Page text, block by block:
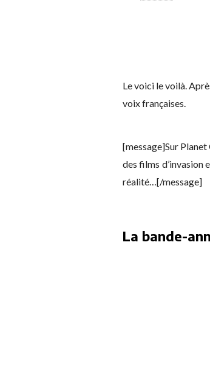
Le voici le voilà.
voix françaises.
[message]Sur
des films d’invasion
réalité…[/message]
La bande-